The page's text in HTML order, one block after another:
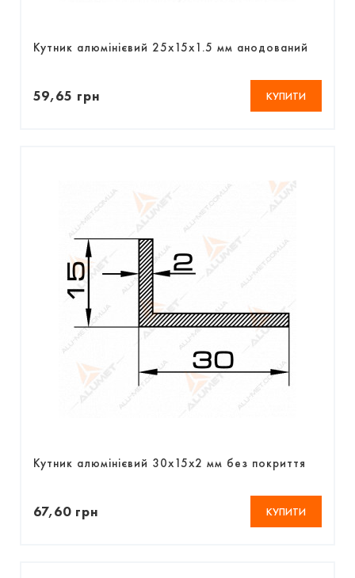
Кутник алюмінієвий 25х15х1.5 мм анодований
59,65 грн КУПИТИ
Кутник алюмінієвий 30х15х2 мм без покриття
67,60 грн КУПИТИ